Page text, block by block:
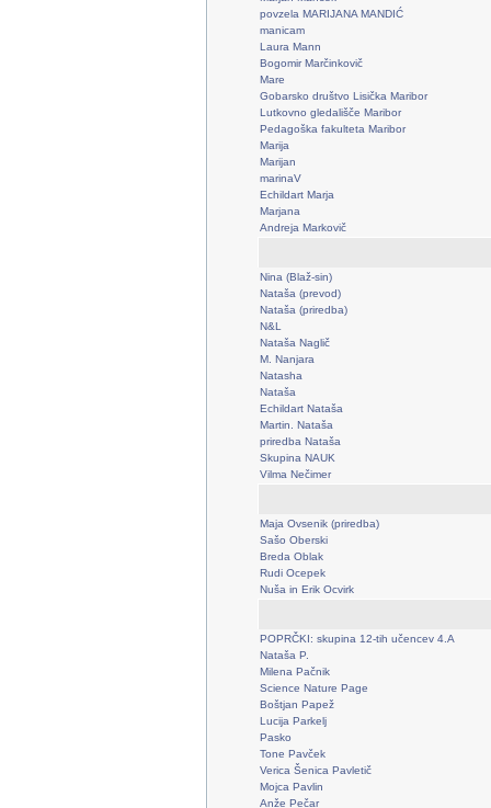
povzela MARIJANA MANDIĆ
manicam
Laura Mann
Bogomir Marčinkovič
Mare
Gobarsko društvo Lisička Maribor
Lutkovno gledališče Maribor
Pedagoška fakulteta Maribor
Marija
Marijan
marinaV
Echildart Marja
Marjana
Andreja Markovič
Nina (Blaž-sin)
Nataša (prevod)
Nataša (priredba)
N&L
Nataša Naglič
M. Nanjara
Natasha
Nataša
Echildart Nataša
Martin. Nataša
priredba Nataša
Skupina NAUK
Vilma Nečimer
Maja Ovsenik (priredba)
Sašo Oberski
Breda Oblak
Rudi Ocepek
Nuša in Erik Ocvirk
POPRČKI: skupina 12-tih učencev 4.A
Nataša P.
Milena Pačnik
Science Nature Page
Boštjan Papež
Lucija Parkelj
Pasko
Tone Pavček
Verica Šenica Pavletič
Mojca Pavlin
Anže Pečar